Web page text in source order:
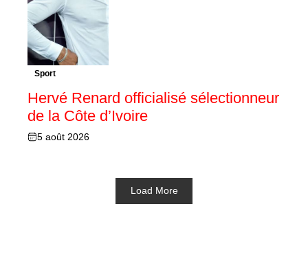
Sport
Hervé Renard officialisé sélectionneur
de la Côte d’Ivoire
5 août 2026
Load More